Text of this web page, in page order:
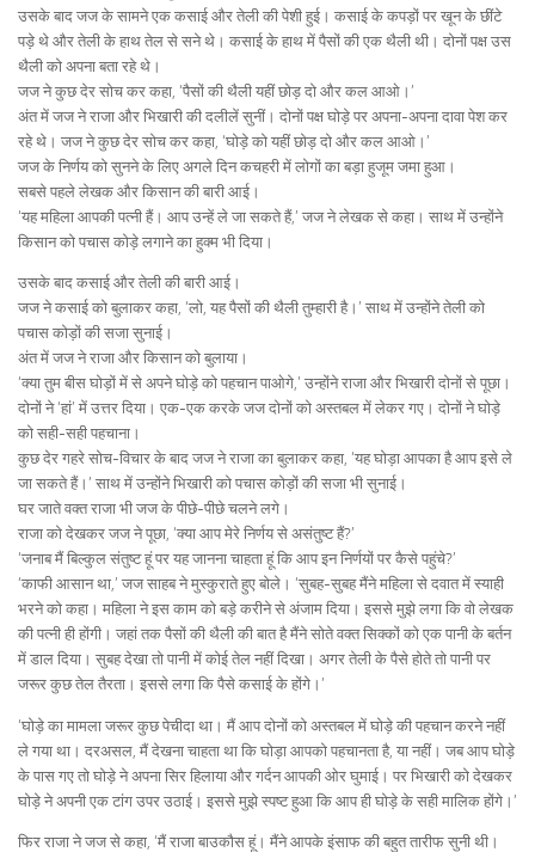
उसके बाद जज के सामने एक कसाई और तेली की पेशी हुई। कसाई के कपड़ों पर खून के छींटे
पड़े थे और तेली के हाथ तेल से सने थे। कसाई के हाथ में पैसों की एक थैली थी। दोनों पक्ष उस
थैली को अपना बता रहे थे।
जज ने कुछ देर सोच कर कहा, ‘पैसों की थैली यहीं छोड़ दो और कल आओ।’
अंत में जज ने राजा और भिखारी की दलीलें सुनीं। दोनों पक्ष घोड़े पर अपना-अपना दावा पेश कर
रहे थे। जज ने कुछ देर सोच कर कहा, ‘घोड़े को यहीं छोड़ दो और कल आओ।’
जज के निर्णय को सुनने के लिए अगले दिन कचहरी में लोगों का बड़ा हुजूम जमा हुआ।
सबसे पहले लेखक और किसान की बारी आई।
‘यह महिला आपकी पत्नी हैं। आप उन्हें ले जा सकते हैं,’ जज ने लेखक से कहा। साथ में उन्होंने
किसान को पचास कोड़े लगाने का हुक्म भी दिया।
उसके बाद कसाई और तेली की बारी आई।
जज ने कसाई को बुलाकर कहा, ‘लो, यह पैसों की थैली तुम्हारी है।’ साथ में उन्होंने तेली को
पचास कोड़ों की सजा सुनाई।
अंत में जज ने राजा और किसान को बुलाया।
‘क्या तुम बीस घोड़ों में से अपने घोड़े को पहचान पाओगे,’ उन्होंने राजा और भिखारी दोनों से पूछा।
दोनों ने ‘हां’ में उत्तर दिया। एक-एक करके जज दोनों को अस्तबल में लेकर गए। दोनों ने घोड़े
को सही-सही पहचाना।
कुछ देर गहरे सोच-विचार के बाद जज ने राजा का बुलाकर कहा, ‘यह घोड़ा आपका है आप इसे ले
जा सकते हैं।’ साथ में उन्होंने भिखारी को पचास कोड़ों की सजा भी सुनाई।
घर जाते वक्त राजा भी जज के पीछे-पीछे चलने लगे।
राजा को देखकर जज ने पूछा, ‘क्या आप मेरे निर्णय से असंतुष्ट हैं?’
‘जनाब मैं बिल्कुल संतुष्ट हूं पर यह जानना चाहता हूं कि आप इन निर्णयों पर कैसे पहुंचे?’
‘काफी आसान था,’ जज साहब ने मुस्कुराते हुए बोले। ‘सुबह-सुबह मैंने महिला से दवात में स्याही
भरने को कहा। महिला ने इस काम को बड़े करीने से अंजाम दिया। इससे मुझे लगा कि वो लेखक
की पत्नी ही होंगी। जहां तक पैसों की थैली की बात है मैंने सोते वक्त सिक्कों को एक पानी के बर्तन
में डाल दिया। सुबह देखा तो पानी में कोई तेल नहीं दिखा। अगर तेली के पैसे होते तो पानी पर
जरूर कुछ तेल तैरता। इससे लगा कि पैसे कसाई के होंगे।’
‘घोड़े का मामला जरूर कुछ पेचीदा था। मैं आप दोनों को अस्तबल में घोड़े की पहचान करने नहीं
ले गया था। दरअसल, मैं देखना चाहता था कि घोड़ा आपको पहचानता है, या नहीं। जब आप घोड़े
के पास गए तो घोड़े ने अपना सिर हिलाया और गर्दन आपकी ओर घुमाई। पर भिखारी को देखकर
घोड़े ने अपनी एक टांग उपर उठाई। इससे मुझे स्पष्ट हुआ कि आप ही घोड़े के सही मालिक होंगे।’
फिर राजा ने जज से कहा, ‘मैं राजा बाउकौस हूं। मैंने आपके इंसाफ की बहुत तारीफ सुनी थी।